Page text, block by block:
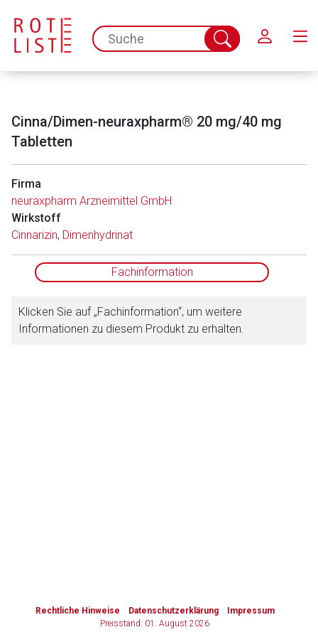
spc.search.input.placeholder
Suche
abschicken
Cinna/Dimen-neuraxpharm® 20 mg/40 mg
Tabletten
Firma
neuraxpharm Arzneimittel GmbH
Wirkstoff
Cinnarizin, Dimenhydrinat
Fachinformation
Klicken Sie auf „Fachinformation“, um weitere
Informationen zu diesem Produkt zu erhalten.
Rechtliche Hinweise Datenschutzerklärung
Impressum
Preisstand: 01. August 2026
Aufruf einer externen Seite
Der von Ihnen aufgerufene Link öffnet eine externe Web-
Seite. Für die Inhalte der externen Web-Seite ist deren
Datenschutzbestimmungen.